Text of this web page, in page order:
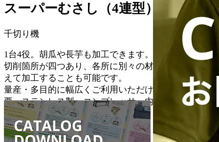
スーパーむさし（4連型）
千切り機
1台4役。胡瓜や長芋も加工できます。
切削箇所が四つあり、各所に別々の材料やサイズを替
えて加工することも可能です。
量産・多目的に幅広くご利用いただけます。基礎不
要・ステンレス製。コンプレッサー内蔵。
特徴